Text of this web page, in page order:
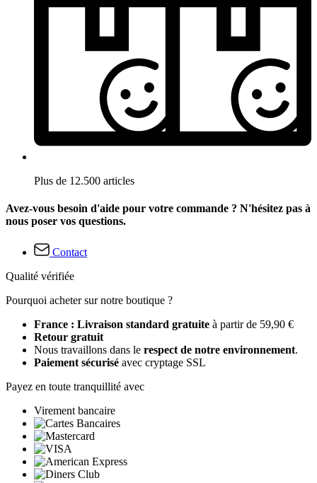
Plus de 12.500 articles
Avez-vous besoin d'aide pour votre commande ? N'hésitez pas à
nous poser vos questions.
Contact
Qualité vérifiée
Pourquoi acheter sur notre boutique ?
France : Livraison standard gratuite à partir de 59,90 €
Retour gratuit
Nous travaillons dans le respect de notre environnement.
Paiement sécurisé avec cryptage SSL
Payez en toute tranquillité avec
Virement bancaire